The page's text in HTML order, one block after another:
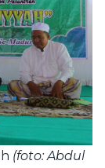
(foto: Abdul